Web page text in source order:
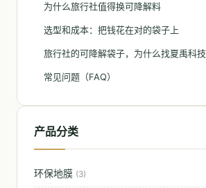
为什么旅行社值得换可降解料
选型和成本：把钱花在对的袋子上
旅行社的可降解袋子，为什么找夏禹科技
常见问题（FAQ）
产品分类
环保地膜 (3)